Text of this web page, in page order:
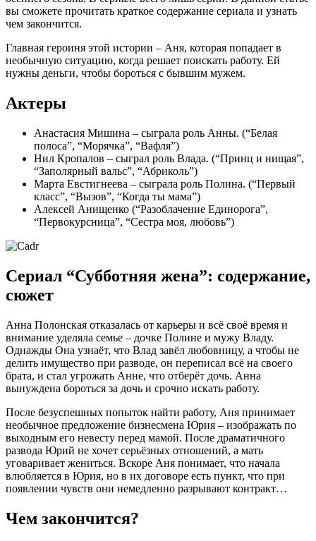
вы сможете прочитать краткое содержание сериала и узнать
чем закончится.
Главная героиня этой истории – Аня, которая попадает в
необычную ситуацию, когда решает поискать работу. Ей
нужны деньги, чтобы бороться с бывшим мужем.
Актеры
Анастасия Мишина – сыграла роль Анны. (“Белая
полоса”, “Морячка”, “Вафля”)
Нил Кропалов – сыграл роль Влада. (“Принц и нищая”,
“Заполярный вальс”, “Абриколь”)
Марта Евстигнеева – сыграла роль Полина. (“Первый
класс”, “Вызов”, “Когда ты мама”)
Алексей Анищенко (“Разоблачение Единорога”,
“Первокурсница”, “Сестра моя, любовь”)
Сериал “Субботняя жена”: содержание,
сюжет
Анна Полонская отказалась от карьеры и всё своё время и
внимание уделяла семье – дочке Полине и мужу Владу.
Однажды Она узнаёт, что Влад завёл любовницу, а чтобы не
делить имущество при разводе, он переписал всё на своего
брата, и стал угрожать Анне, что отберёт дочь. Анна
вынуждена бороться за дочь и срочно искать работу.
После безуспешных попыток найти работу, Аня принимает
необычное предложение бизнесмена Юрия – изображать по
выходным его невесту перед мамой. После драматичного
развода Юрий не хочет серьёзных отношений, а мать
уговаривает жениться. Вскоре Аня понимает, что начала
влюбляется в Юрия, но в их договоре есть пункт, что при
появлении чувств они немедленно разрывают контракт…
Чем закончится?